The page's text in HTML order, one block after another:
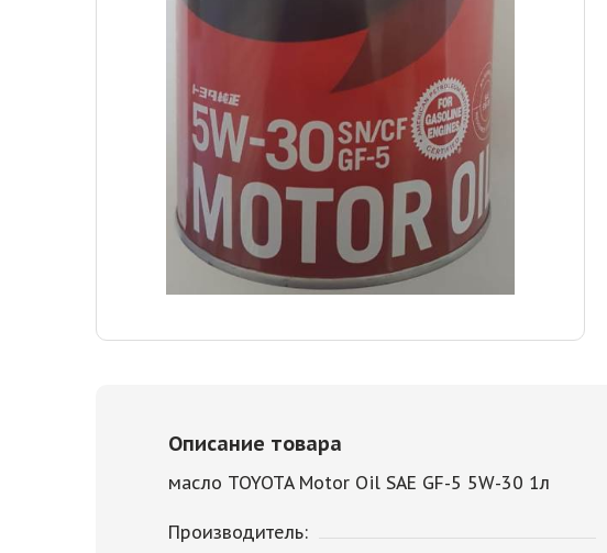
Описание товара
масло TOYOTA Motor Oil SAE GF-5 5W-30 1л
Производитель: